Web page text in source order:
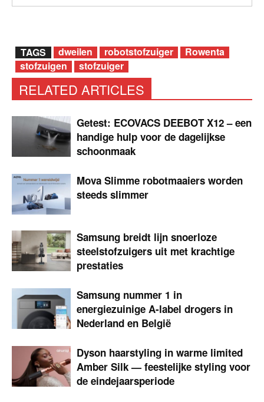
TAGS dweilen robotstofzuiger
Rowenta
stofzuigen
stofzuiger
RELATED ARTICLES
Getest: ECOVACS DEEBOT X12 – een
handige hulp voor de dagelijkse
schoonmaak
Mova Slimme robotmaaiers worden
steeds slimmer
Samsung breidt lijn snoerloze
steelstofzuigers uit met krachtige
prestaties
Samsung nummer 1 in
energiezuinige A-label drogers in
Nederland en België
Dyson haarstyling in warme limited
Amber Silk — feestelijke styling voor
de eindejaarsperiode